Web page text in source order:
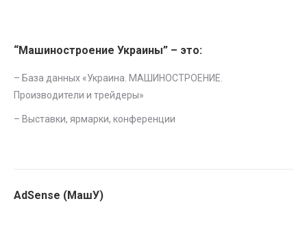
“Машиностроение Украины” – это:
– База данных «Украина. МАШИНОСТРОЕНИЕ.
Производители и трейдеры»
– Выставки, ярмарки, конференции
AdSense (МашУ)